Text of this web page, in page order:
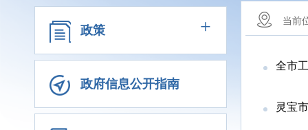
政策 +
政府信息公开指南
当前
全市
灵宝